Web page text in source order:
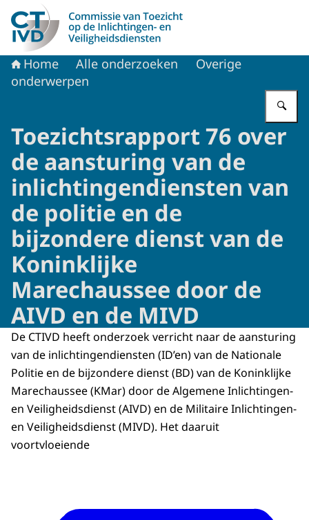
Naar de homepage van CTIVD
Home Alle onderzoeken
Overige
onderwerpen
Toezichtsrapport 76 over
de aansturing van de
inlichtingendiensten van
de politie en de
bijzondere dienst van de
Koninklijke
Marechaussee door de
AIVD en de MIVD
De CTIVD heeft onderzoek verricht naar de aansturing
van de inlichtingendiensten (ID’en) van de Nationale
Politie en de bijzondere dienst (BD) van de Koninklijke
Marechaussee (KMar) door de Algemene Inlichtingen-
en Veiligheidsdienst (AIVD) en de Militaire Inlichtingen-
en Veiligheidsdienst (MIVD). Het daaruit
voortvloeiende